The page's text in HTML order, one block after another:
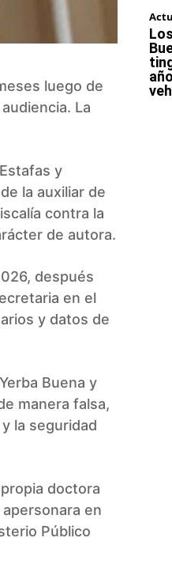
luego de
La
y
la auxiliar de
contra la
de autora.
después
en el
y datos de
Buena y
manera falsa,
la seguridad
doctora
en
Público